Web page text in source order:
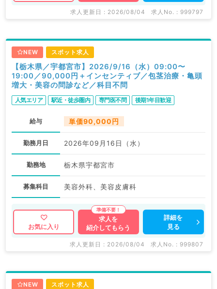
求人更新日 : 2026/08/04 求人No. : 999797
NEW スポット求人
【栃木県／宇都宮市】2026/9/16（水）09:00〜
19:00／90,000円＋インセンティブ／包茎治療・亀頭
増大・美容の問診など／科目不問
人気エリア 駅近・徒歩圏内 専門医不問 後期1年目歓迎
給与 単価90,000円
勤務月日 2026年09月16日（水）
勤務地 栃木県宇都宮市
募集科目 美容外科、美容皮膚科
お気に入り
求人を
紹介してもらう
詳細を
見る
求人更新日 : 2026/08/04 求人No. : 999807
NEW スポット求人